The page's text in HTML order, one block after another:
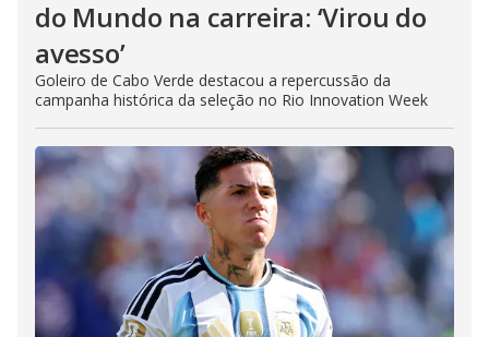
do Mundo na carreira: ‘Virou do
avesso’
Goleiro de Cabo Verde destacou a repercussão da
campanha histórica da seleção no Rio Innovation Week